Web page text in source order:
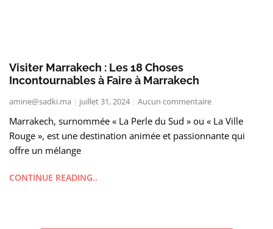
Visiter Marrakech : Les 18 Choses
Incontournables à Faire à Marrakech
amine@sadki.ma juillet 31, 2024 Aucun commentaire
Marrakech, surnommée « La Perle du Sud » ou « La Ville
Rouge », est une destination animée et passionnante qui
offre un mélange
CONTINUE READING..